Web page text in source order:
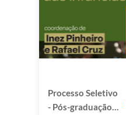
mundo
Processo Seletivo
- Pós-graduação